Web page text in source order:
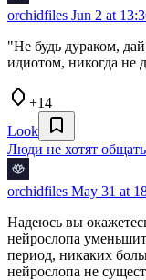
orchidfiles Jun 2 at
"Не будь дураком,
идиотом, никогда не
+14
Look
Люди не хотят
orchidfiles May 31 at
Надеюсь вы
нейрослопа
период, никаких
нейрослопа не